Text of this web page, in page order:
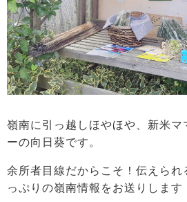
嶺南に引っ越しほやほや、新米マ
ーの向日葵です。
余所者目線だからこそ！伝えられ
っぷりの嶺南情報をお送りします